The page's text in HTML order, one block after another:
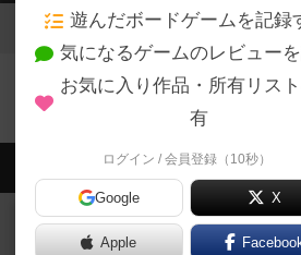
2
アンタークティカのトッ
会員の新しい
レビュー ふたつの街の物
タイルを4×4で並べ
遊んだボードゲームを記録
気になるゲームのレビュー
お気に入り作品・所有リス
有
ログイン / 会員登録（10秒）
Google X
Apple